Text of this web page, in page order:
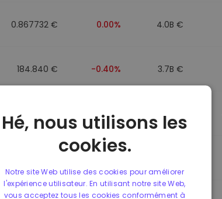
0.867732 € 0.00% 4.0B €
184.840 € -0.40% 3.7B €
0.867499 € 0.00% 3.5B €
Hé, nous utilisons les
cookies.
Notre site Web utilise des cookies pour améliorer
l'expérience utilisateur. En utilisant notre site Web,
vous acceptez tous les cookies conformément à